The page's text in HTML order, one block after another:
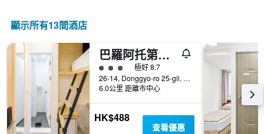
顯示所有13間酒店
巴羅阿托第二旅館
3星級評級極好 8.7
26-14, Donggyo-ro 25-gil, Mapo-gu, 首爾, 韓國
6.0公里 距離市中心
HK$488
查看優惠